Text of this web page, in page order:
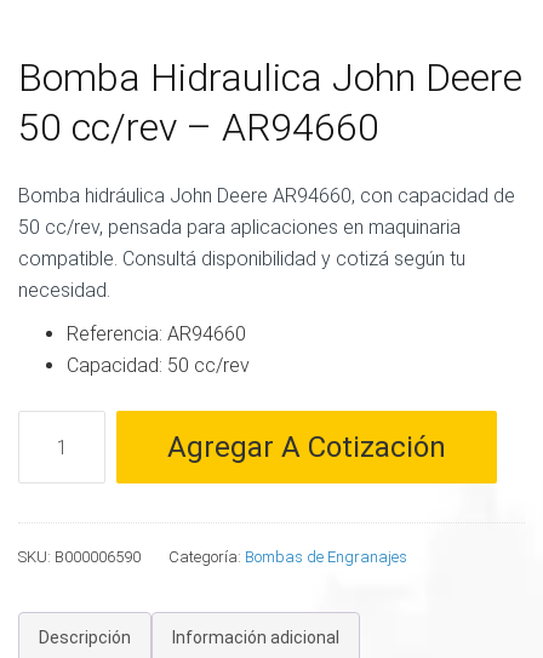
Bomba Hidraulica John Deere
50 cc/rev – AR94660
Bomba hidráulica John Deere AR94660, con capacidad de
50 cc/rev, pensada para aplicaciones en maquinaria
compatible. Consultá disponibilidad y cotizá según tu
necesidad.
Referencia: AR94660
Capacidad: 50 cc/rev
Hidraulica
John
Deere
50
-
AR94660
Agregar A Cotización
SKU: B000006590 Categoría: Bombas de Engranajes
Descripción Información adicional